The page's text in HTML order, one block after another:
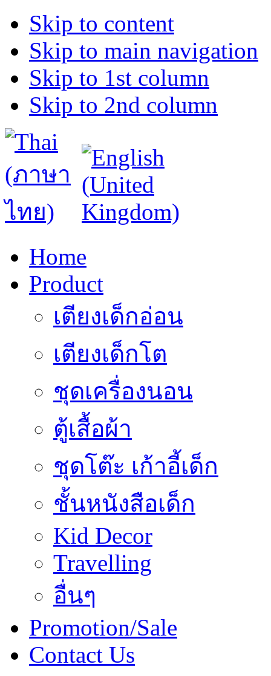
Skip to content
Skip to main navigation
Skip to 1st column
Skip to 2nd column
Home
Product
เตียงเด็กอ่อน
เตียงเด็กโต
ชุดเครื่องนอน
ตู้เสื้อผ้า
ชุดโต๊ะ เก้าอี้เด็ก
ชั้นหนังสือเด็ก
Kid Decor
Travelling
อื่นๆ
Promotion/Sale
Contact Us